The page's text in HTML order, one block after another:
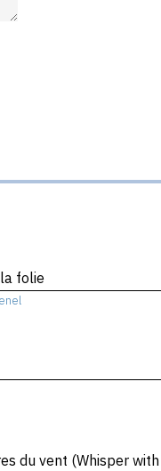
folie
du vent (Whisper